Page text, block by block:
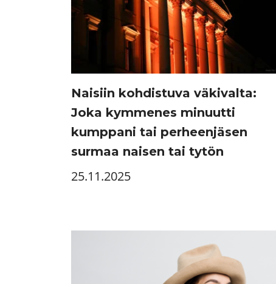
Naisiin kohdistuva väkivalta:
Joka kymmenes minuutti
kumppani tai perheenjäsen
surmaa naisen tai tytön
25.11.2025